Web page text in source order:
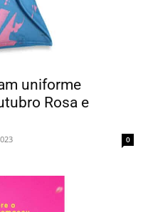
uniforme
Rosa e
0